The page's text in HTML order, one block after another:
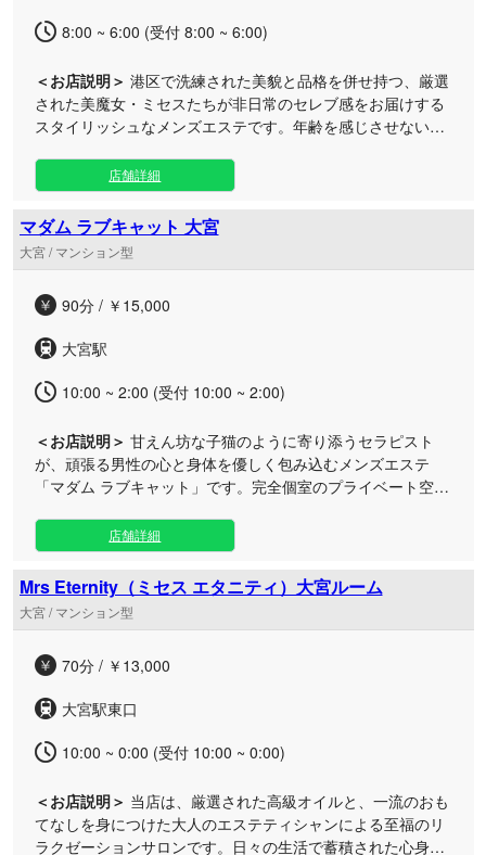
8:00 ~ 6:00 (受付 8:00 ~ 6:00)
＜お店説明＞ 港区で洗練された美貌と品格を併せ持つ、厳選
された美魔女・ミセスたちが非日常のセレブ感をお届けする
スタイリッシュなメンズエステです。年齢を感じさせない輝
ム」では、外見の美しさはもちろんのこと、仕草や言葉遣
い、細やかな気配りといった内面の美しさまで徹底的にこだ
わり抜いたセラピストのみを迎えております。 妖艶なミセス
との甘美なひとときや、美魔女たちが織り成す魅惑の空間
は、まさに大人のための聖域。日常の喧騒を忘れ、都会のオ
おもてなしを体験していただけます。 洗練されたスタイリッ
ださい。スタッフ一同、皆様のご来店を心よりお待ちしてお
ります。
店舗詳細
マダム ラブキャット 大宮
大宮 / マンション型
90分 / ￥15,000
大宮駅
10:00 ~ 2:00 (受付 10:00 ~ 2:00)
＜お店説明＞ 甘えん坊な子猫のように寄り添うセラピスト
が、頑張る男性の心と身体を優しく包み込むメンズエステ
「マダム ラブキャット」です。完全個室のプライベート空間
愛嬌たっぷりのセラピストがお客様お一人おひとりに寄り添
い、日常のストレスや疲れをそっと解きほぐします。 さら
に、世界各地の多彩な手技をベースにした本格的な施術を取
り入れており、お身体のコリや疲労にもしっかりとアプロー
チ。洗練された完全個室の空間だからこそ、周囲を気にせず
ピストたちによる極上のおもてなしと確かな技術で、他では
来店を心よりお待ちしております。
店舗詳細
Mrs Eternity（ミセス エタニティ）大宮ルーム
大宮 / マンション型
70分 / ￥13,000
大宮駅東口
10:00 ~ 0:00 (受付 10:00 ~ 0:00)
＜お店説明＞ 当店は、厳選された高級オイルと、一流のおも
てなしを身につけた大人のエステティシャンによる至福のリ
ラクゼーションサロンです。日々の生活で蓄積された心身の